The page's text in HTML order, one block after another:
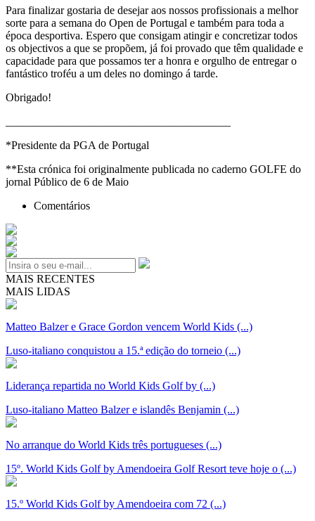
Para finalizar gostaria de desejar aos nossos profissionais a melhor
sorte para a semana do Open de Portugal e também para toda a
época desportiva. Espero que consigam atingir e concretizar todos
os objectivos a que se propõem, já foi provado que têm qualidade e
capacidade para que possamos ter a honra e orgulho de entregar o
fantástico troféu a um deles no domingo á tarde.
Obrigado!
*Presidente da PGA de Portugal
**Esta crónica foi originalmente publicada no caderno GOLFE do
jornal Público de 6 de Maio
Comentários
MAIS RECENTES
MAIS LIDAS
Matteo Balzer e Grace Gordon vencem World Kids (...)
Luso-italiano conquistou a 15.ª edição do torneio (...)
Liderança repartida no World Kids Golf by (...)
Luso-italiano Matteo Balzer e islandês Benjamin (...)
No arranque do World Kids três portugueses (...)
15º. World Kids Golf by Amendoeira Golf Resort teve hoje o (...)
15.º World Kids Golf by Amendoeira com 72 (...)